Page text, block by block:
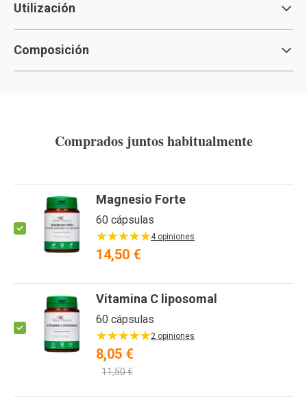
Utilización
Composición
Comprados juntos habitualmente
Magnesio Forte
60 cápsulas
4 opiniones
14,50 €
Vitamina C liposomal
60 cápsulas
2 opiniones
8,05 €
11,50 €